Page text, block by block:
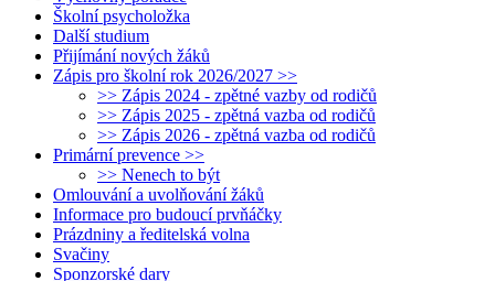
Školní psycholožka
Další studium
Přijímání nových žáků
Zápis pro školní rok 2026/2027 >>
>> Zápis 2024 - zpětné vazby od rodičů
>> Zápis 2025 - zpětná vazba od rodičů
>> Zápis 2026 - zpětná vazba od rodičů
Primární prevence >>
>> Nenech to být
Omlouvání a uvolňování žáků
Informace pro budoucí prvňáčky
Prázdniny a ředitelská volna
Svačiny
Sponzorské dary